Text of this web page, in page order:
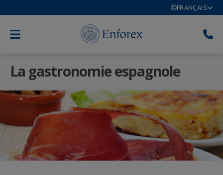
FRANÇAIS
La gastronomie espagnole